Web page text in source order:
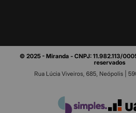
© 2025 - Miranda - CNPJ: 11.982.113/
reservados
Rua Lúcia Viveiros, 685, Neópolis |